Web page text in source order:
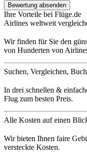
Ihre Vorteile bei Flüge.de
Airlines weltweit
Wir finden für Sie den
von Hunderten von
Suchen, Vergleichen,
In drei schnellen &
Flug zum besten Preis.
Alle Kosten auf einen
Wir bieten Ihnen faire
versteckte Kosten.